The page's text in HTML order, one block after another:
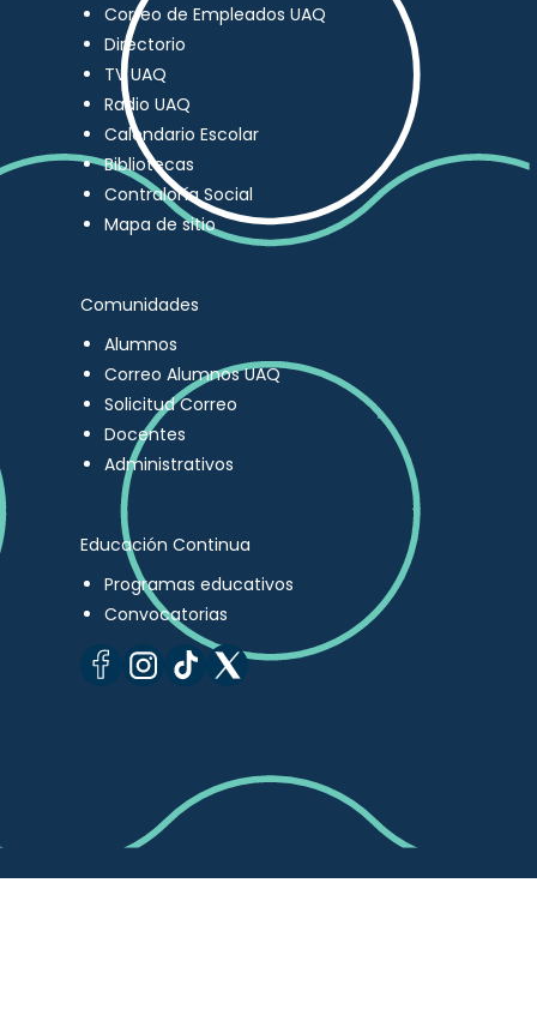
Correo de Empleados UAQ
Directorio
TV UAQ
Radio UAQ
Calendario Escolar
Bibliotecas
Contraloría Social
Mapa de sitio
Comunidades
Alumnos
Correo Alumnos UAQ
Solicitud Correo
Docentes
Administrativos
Educación Continua
Programas educativos
Convocatorias